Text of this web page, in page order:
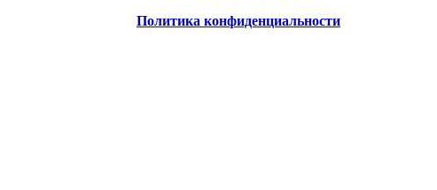
Политика конфиденциальности